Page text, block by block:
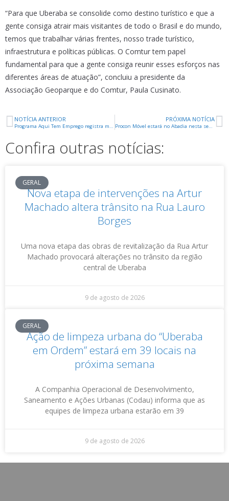
“Para que Uberaba se consolide como destino turístico e que a
gente consiga atrair mais visitantes de todo o Brasil e do mundo,
temos que trabalhar várias frentes, nosso trade turístico,
infraestrutura e políticas públicas. O Comtur tem papel
fundamental para que a gente consiga reunir esses esforços nas
diferentes áreas de atuação”, concluiu a presidente da
Associação Geoparque e do Comtur, Paula Cusinato.
NOTÍCIA ANTERIOR
Programa Aqui Tem Emprego registra mais de 70 atendimentos no Elza Amui
PRÓXIMA NOTÍCIA
Procon Móvel estará no Abadia nesta sexta-feira
Confira outras notícias:
GERAL
Nova etapa de intervenções na Artur
Machado altera trânsito na Rua Lauro
Borges
Uma nova etapa das obras de revitalização da Rua Artur
Machado provocará alterações no trânsito da região
central de Uberaba
9 de agosto de 2026
GERAL
Ação de limpeza urbana do “Uberaba
em Ordem” estará em 39 locais na
próxima semana
A Companhia Operacional de Desenvolvimento,
Saneamento e Ações Urbanas (Codau) informa que as
equipes de limpeza urbana estarão em 39
9 de agosto de 2026